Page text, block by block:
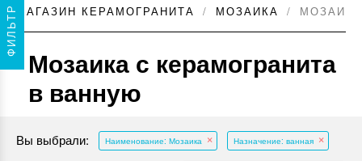
МАГАЗИН КЕРАМОГРАНИТА МОЗАИКА
Мозаика с керамогранита
в ванную
Вы выбрали: Наименование: Мозаика Назначение: ванная